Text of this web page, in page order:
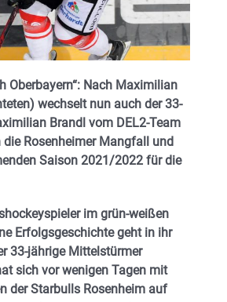
Oberbayern“: Nach Maximilian
wechselt nun auch der 33-
Brandl vom DEL2-Team
die Rosenheimer Mangfall und
Saison 2021/2022 für die
im grün-weißen
Erfolgsgeschichte geht in ihr
33-jährige Mittelstürmer
sich vor wenigen Tagen mit
der Starbulls Rosenheim auf